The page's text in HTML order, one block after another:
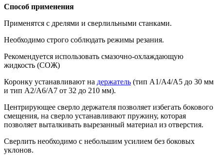
Способ применения
Применятся с дрелями и сверлильными станками.
Необходимо строго соблюдать режимы резания.
Рекомендуется использовать смазочно-охлаждающую
жидкость (СОЖ)
Коронку устанавливают на держатель (тип A1/A4/A5 до 30 мм
и тип A2/A6/A7 от 32 до 210 мм).
Центрирующее сверло держателя позволяет избегать бокового
смещения, на сверло устанавливают пружину, которая
позволяет выталкивать вырезанный материал из отверстия.
Сверлить необходимо с небольшим усилием без боковых
уклонов.